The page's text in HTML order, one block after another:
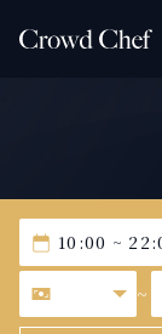
calendar_today
universal_currency_alt
~